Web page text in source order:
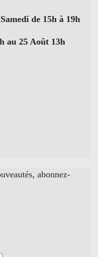
de 15h à 19h
au 25 Août 13h
abonnez-